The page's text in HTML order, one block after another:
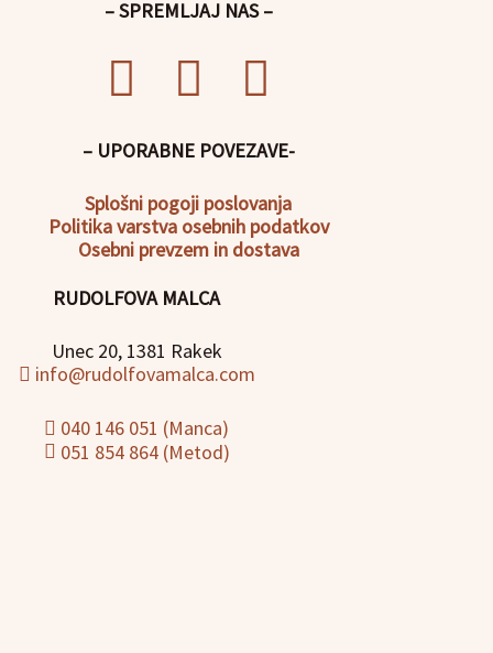
– SPREMLJAJ NAS –
– UPORABNE POVEZAVE-
Splošni pogoji poslovanja
Politikavarstva osebnih podatkov
Osebni prevzem in dostava
RUDOLFOVA MALCA
Unec 20, 1381 Rakek
info@rudolfovamalca.com
040 146 051 (Manca)
051 854 864 (Metod)